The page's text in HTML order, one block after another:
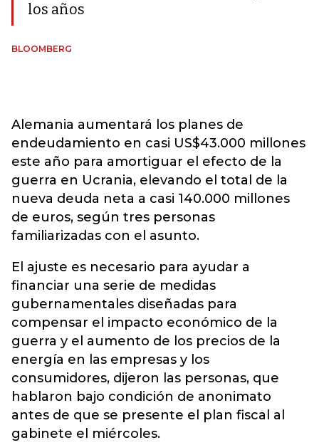
los años
BLOOMBERG
Alemania aumentará los planes de
endeudamiento en casi US$43.000 millones
este año para amortiguar el efecto de la
guerra en Ucrania, elevando el total de la
nueva deuda neta a casi 140.000 millones
de euros, según tres personas
familiarizadas con el asunto.
El ajuste es necesario para ayudar a
financiar una serie de medidas
gubernamentales diseñadas para
compensar el impacto económico de la
guerra y el aumento de los precios de la
energía en las empresas y los
consumidores, dijeron las personas, que
hablaron bajo condición de anonimato
antes de que se presente el plan fiscal al
gabinete el miércoles.